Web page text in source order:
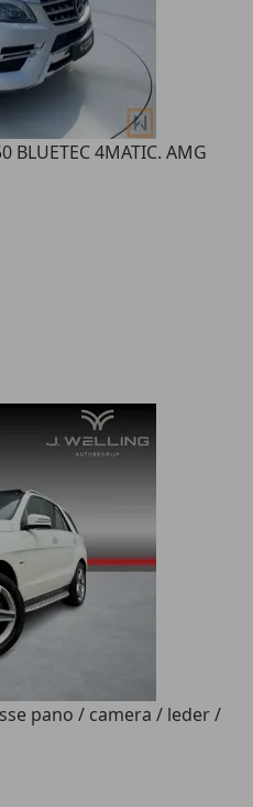
BLUETEC 4MATIC. AMG
pano / camera / leder /